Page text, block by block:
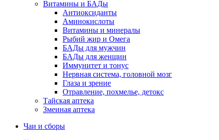
Витамины и БАДы
Антиоксиданты
Аминокислоты
Витамины и минералы
Рыбий жир и Омега
БАДы для мужчин
БАДы для женщин
Иммунитет и тонус
Нервная система, головной мозг
Глаза и зрение
Отравление, похмелье, детокс
Тайская аптека
Змеиная аптека
Чаи и сборы